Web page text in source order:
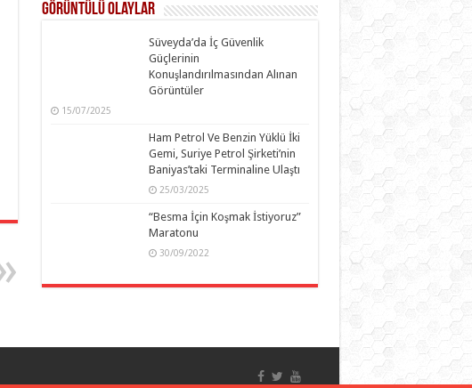
Görüntülü Olaylar
Süveyda’da İç Güvenlik
Güçlerinin
Konuşlandırılmasından Alınan
Görüntüler
15/07/2025
Ham Petrol Ve Benzin Yüklü İki
Gemi, Suriye Petrol Şirketi’nin
Baniyas’taki Terminaline Ulaştı
25/03/2025
“Besma İçin Koşmak İstiyoruz”
Maratonu
30/09/2022